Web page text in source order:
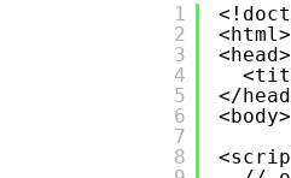
1
2
3
4
5
6
7
8
<html>
<head>
</
<body>